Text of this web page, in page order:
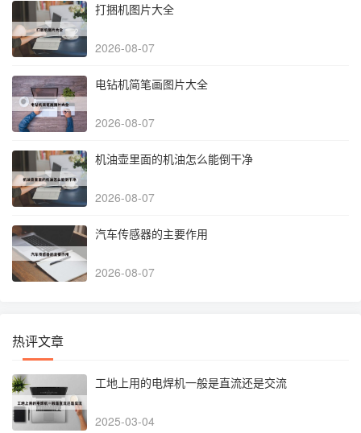
打捆机图片大全
2026-08-07
电钻机简笔画图片大全
2026-08-07
机油壶里面的机油怎么能倒干净
2026-08-07
汽车传感器的主要作用
2026-08-07
热评文章
工地上用的电焊机一般是直流还是交流
2025-03-04